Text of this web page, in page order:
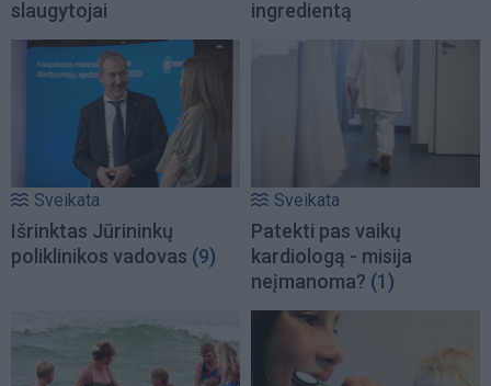
slaugytojai
ingredientą
Sveikata
Išrinktas Jūrininkų
poliklinikos vadovas (9)
Sveikata
Patekti pas vaikų
kardiologą - misija
neįmanoma? (1)